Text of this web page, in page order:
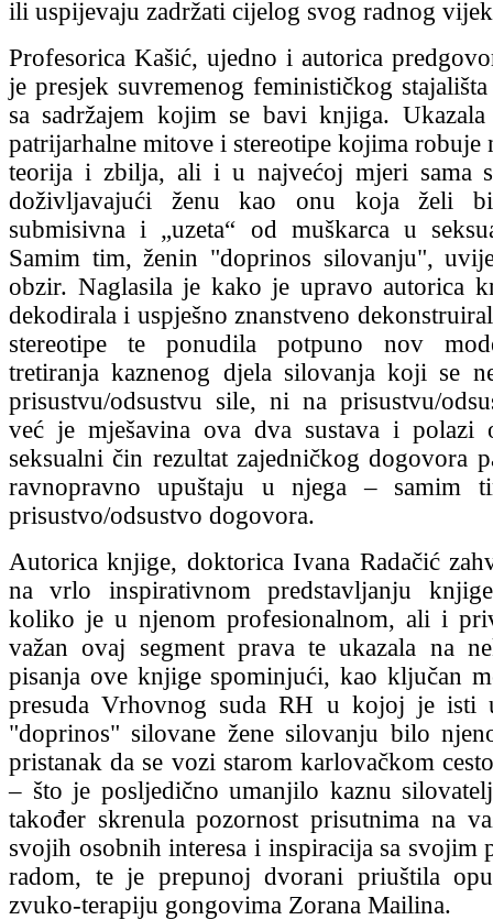
ili uspijevaju zadržati cijelog svog radnog
Profesorica Kašić, ujedno i autorica
je presjek suvremenog feminističkog
sa sadržajem kojim se bavi knjiga.
patrijarhalne mitove i stereotipe kojima robuje
teorija i zbilja, ali i u najvećoj mjeri sama
doživljavajući ženu kao onu koja želi
submisivna i „uzeta“ od muškarca u
Samim tim, ženin "doprinos silovanju",
obzir. Naglasila je kako je upravo autorica
dekodirala i uspješno znanstveno
stereotipe te ponudila potpuno nov
tretiranja kaznenog djela silovanja koji se
prisustvu/odsustvu sile, ni na prisustvu/
već je mješavina ova dva sustava i polazi
seksualni čin rezultat zajedničkog dogovora
ravnopravno upuštaju u njega – samim
prisustvo/odsustvo dogovora.
Autorica knjige, doktorica Ivana Radačić
na vrlo inspirativnom predstavljanju
koliko je u njenom profesionalnom, ali i
važan ovaj segment prava te ukazala na
pisanja ove knjige spominjući, kao ključan
presuda Vrhovnog suda RH u kojoj je isti
"doprinos" silovane žene silovanju bilo
pristanak da se vozi starom karlovačkom
– što je posljedično umanjilo kaznu
također skrenula pozornost prisutnima na
svojih osobnih interesa i inspiracija sa svojim
radom, te je prepunoj dvorani priuštila
zvuko-terapiju gongovima Zorana Mailina.